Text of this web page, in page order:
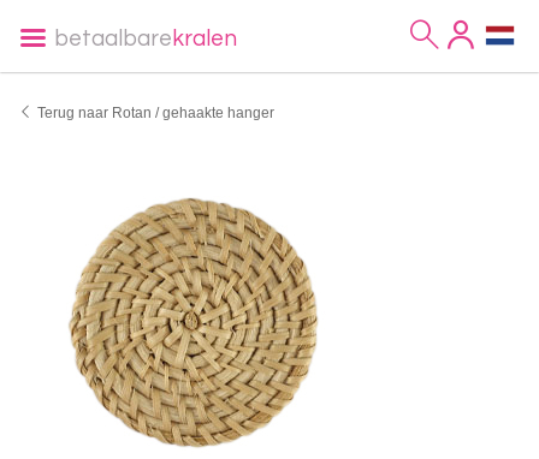
betaalbare kralen
Terug naar Rotan / gehaakte hanger